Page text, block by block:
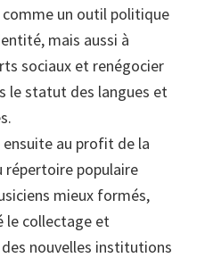
comme un outil politique
mais aussi à
sociaux et renégocier
le statut des langues et
au profit de la
populaire
mieux formés,
le collectage et
nouvelles institutions